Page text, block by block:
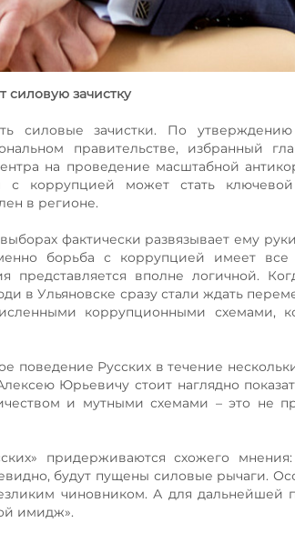
силовую зачистку
силовые зачистки. По
правительстве, избранный
на проведение масштабной
с коррупцией может стать
в регионе.
фактически развязывает ему
борьба с коррупцией имеет все
представляется вполне логичной.
в Ульяновске сразу стали ждать
коррупционными схемами,
поведение Русских в течение
Юрьевичу стоит наглядно
и мутными схемами – это не
придерживаются схожего
будут пущены силовые рычаги.
чиновником. А для дальнейшей
имидж».